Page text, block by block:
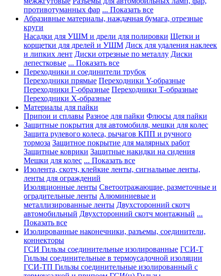
противотуманных фар ... Показать все
Абразивные материалы, наждачная бумага, отрезные
круги
Насадки для УШМ и дрели для полировки Щетки и
корщетки для дрелей и УШМ Диск для удаления наклеек
и липких лент Диски отрезные по металлу Диски
лепестковые ... Показать все
Переходники и соединители трубок
Переходники прямые Переходники Y-образные
Переходники Г-образные Переходники Т-образные
Переходники Х-образные
Материалы для пайки
Припои и сплавы Разное для пайки Флюсы для пайки
Защитные покрытия для автомобиля, мешки для колес
Защита рулевого колеса, рычагов КПП и ручного
тормоза Защитное покрытие для малярных работ
Защитные коврики Защитные накидки на сидения
Мешки для колес ... Показать все
Изолента, скотч, клейкие ленты, сигнальные ленты,
ленты для ограждений
Изоляционные ленты Светоотражающие, разметочные и
оградительные ленты Алюминиевые и
металлизированные ленты Двухсторонний скотч
автомобильный Двухсторонний скотч монтажный ...
Показать все
Изолированные наконечники, разъемы, соединители,
коннекторы
ГСИ Гильзы соединительные изолированные ГСИ-Т
Гильзы соединительные в термоусадочной изоляции
ГСИ-ТП Гильзы соединительные изолированный с